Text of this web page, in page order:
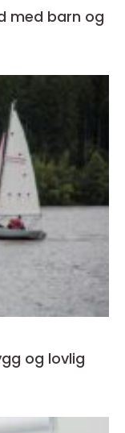
med barn og